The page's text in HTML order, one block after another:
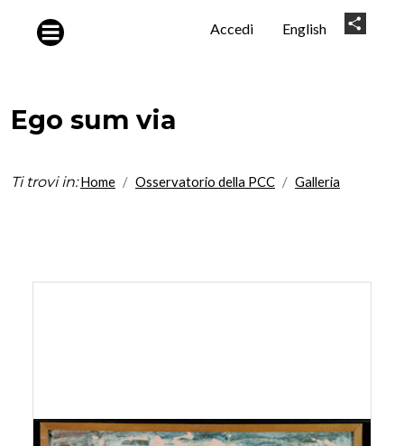
User
Accedi English
Ego sum via
Ti trovi in: Home Osservatorio della PCC Galleria